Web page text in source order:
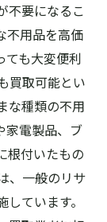
不要になるこ
不用品を高価
ても大変便利
買取可能とい
な種類の不用
家電製品、ブ
根付いたもの
、一般のリサ
ています。